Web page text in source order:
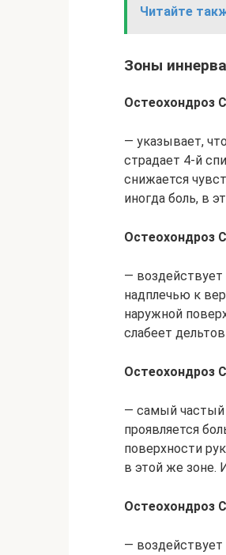
Читайте
Зоны
Остеохондроз
— указывает,
страдает 4-й
снижается
иногда боль, в
Остеохондроз
— воздействует
надплечью к
наружной
слабеет
Остеохондроз
— самый частый
проявляется
поверхности
в этой же зоне.
Остеохондроз
— воздействует